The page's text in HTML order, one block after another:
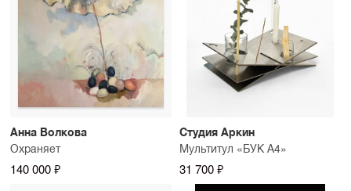
Сначала показать новинки
Анна Волкова
Охраняет
140 000 ₽
Студия Аркин
Мультитул «БУК А4»
31 700 ₽